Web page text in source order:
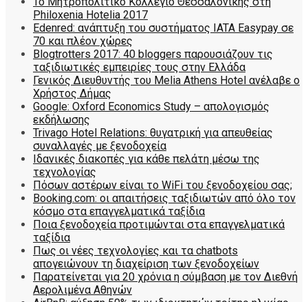
Philoxenia Hotelia 2017
Edenred: ανάπτυξη του συστήματος IATA Easypay σε
70 και πλέον χώρες
Blogtrotters 2017: 40 bloggers παρουσιάζουν τις
ταξιδιωτικές εμπειρίες τους στην Ελλάδα
Γενικός Διευθυντής του Melia Athens Hotel ανέλαβε ο
Χρήστος Δήμας
Google: Oxford Economics Study – απολογισμός
εκδήλωσης
Trivago Hotel Relations: θυγατρική για απευθείας
συναλλαγές με ξενοδοχεία
Iδανικές διακοπές για κάθε πελάτη μέσω της
τεχνολογίας
Πόσων αστέρων είναι το WiFi του ξενοδοχείου σας;
Booking.com: οι απαιτήσεις ταξιδιωτών από όλο τον
κόσμο στα επαγγελματικά ταξίδια
Ποια ξενοδοχεία προτιμώνται στα επαγγελματικά
ταξίδια
Πως οι νέες τεχνολογίες και τα chatbots
απογειώνουν τη διαχείριση των ξενοδοχείων
Παρατείνεται για 20 χρόνια η σύμβαση με τον Διεθνή
Αερολιμένα Αθηνών